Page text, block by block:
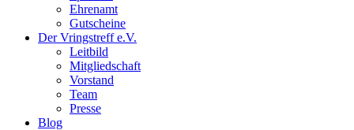
Ehrenamt
Gutscheine
Der Vringstreff e.V.
Leitbild
Mitgliedschaft
Vorstand
Team
Presse
Blog